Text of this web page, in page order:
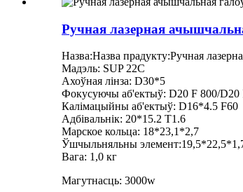
Ручная лазерная
Назва:Назва прадукту:Ручная
Мадэль: SUP 22C
Ахоўная лінза: D30*5
Фокусуючы аб'ектыў: D20 F 800/D20
Калімацыйны аб'ектыў: D16*4.5 F60
Адбівальнік: 20*15.2 T1.6
Марское кольца: 18*23,1*2,7
Ўшчыльняльны
Вага: 1,0 кг
Магутнасць: 3000w